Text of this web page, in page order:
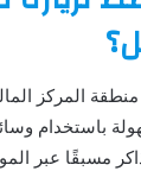
المركز
باستخدام
مسبقًا عبر